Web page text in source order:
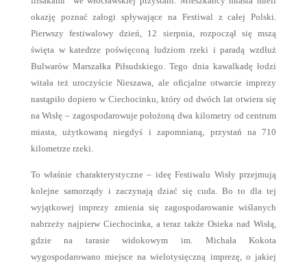
okazję poznać załogi spływające na Festiwal z całej Polski.
Pierwszy festiwalowy dzień, 12 sierpnia, rozpoczął się mszą
święta w katedrze poświęconą ludziom rzeki i paradą wzdłuż
Bulwarów Marszałka Piłsudskiego. Tego dnia kawalkadę łodzi
witała też uroczyście Nieszawa, ale oficjalne otwarcie imprezy
nastąpiło dopiero w Ciechocinku, który od dwóch lat otwiera się
na Wisłę – zagospodarowuje położoną dwa kilometry od centrum
miasta, użytkowaną niegdyś i zapomnianą, przystań na 710
kilometrze rzeki.
To właśnie charakterystyczne – ideę Festiwalu Wisły przejmują
kolejne samorządy i zaczynają dziać się cuda. Bo to dla tej
wyjątkowej imprezy zmienia się zagospodarowanie wiślanych
nabrzeży najpierw Ciechocinka, a teraz także Osieka nad Wisłą,
gdzie na tarasie widokowym im. Michała Kokota
wygospodarowano miejsce na wielotysięczną imprezę, o jakiej